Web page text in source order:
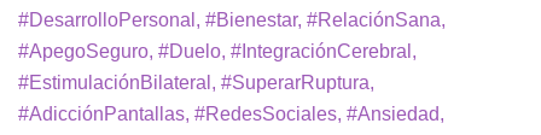
#DesarrolloPersonal, #Bienestar, #RelaciónSana,
#ApegoSeguro, #Duelo, #IntegraciónCerebral,
#EstimulaciónBilateral, #SuperarRuptura,
#AdicciónPantallas, #RedesSociales, #Ansiedad,